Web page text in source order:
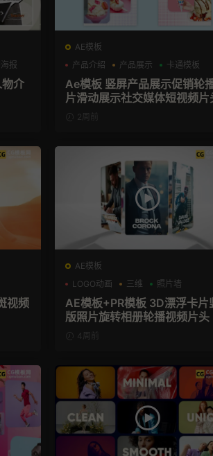
报
介
AE模板
产品介绍
产品展示 卡通模板
Ae模板 竖屏产品展示促销轮
片滑动展示社交媒体短视频片
2周前
视频
AE模板
LOGO动画
三维 照片墙
AE模板+PR模板 3D漂浮卡片
版照片旋转相册轮播视频片头
4周前